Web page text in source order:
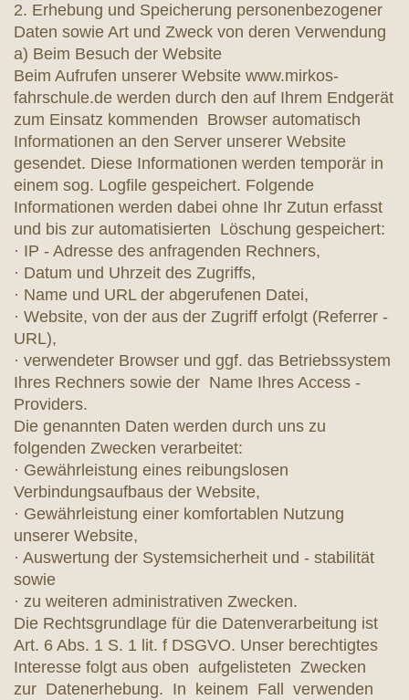
2. Erhebung und Speicherung personenbezogener
Daten sowie Art und Zweck von deren Verwendung
a) Beim Besuch der Website
Beim Aufrufen unserer Website www.mirkos-
fahrschule.de werden durch den auf Ihrem Endgerät
zum Einsatz kommenden Browser automatisch
Informationen an den Server unserer Website
gesendet. Diese Informationen werden temporär in
einem sog. Logfile gespeichert. Folgende
Informationen werden dabei ohne Ihr Zutun erfasst
und bis zur automatisierten Löschung gespeichert:
· IP - Adresse des anfragenden Rechners,
· Datum und Uhrzeit des Zugriffs,
· Name und URL der abgerufenen Datei,
· Website, von der aus der Zugriff erfolgt (Referrer -
URL),
· verwendeter Browser und ggf. das Betriebssystem
Ihres Rechners sowie der Name Ihres Access -
Providers.
Die genannten Daten werden durch uns zu
folgenden Zwecken verarbeitet:
· Gewährleistung eines reibungslosen
Verbindungsaufbaus der Website,
· Gewährleistung einer komfortablen Nutzung
unserer Website,
· Auswertung der Systemsicherheit und - stabilität
sowie
· zu weiteren administrativen Zwecken.
Die Rechtsgrundlage für die Datenverarbeitung ist
Art. 6 Abs. 1 S. 1 lit. f DSGVO. Unser berechtigtes
Interesse folgt aus oben aufgelisteten Zwecken
zur Datenerhebung. In keinem Fall verwenden